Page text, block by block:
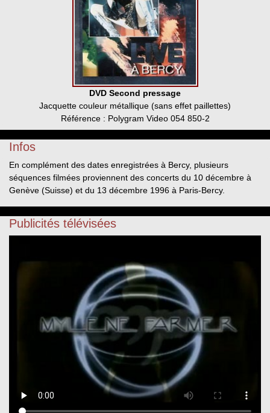
DVD Second pressage
Jacquette couleur métallique (sans effet paillettes)
Référence : Polygram Video 054 850-2
Infos
En complément des dates enregistrées à Bercy, plusieurs
séquences filmées proviennent des concerts du 10 décembre à
Genève (Suisse) et du 13 décembre 1996 à Paris-Bercy.
Publicités télévisées